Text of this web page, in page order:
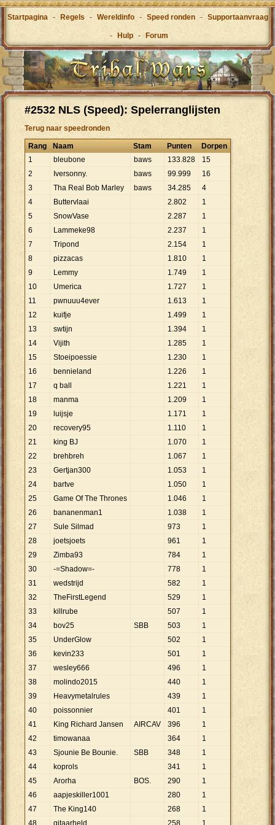
Startpagina - Regels - Wereldinfo - Speed ronden - Supportaanvraag
- Hulp - Forum
#2532 NLS (Speed): Spelerranglijsten
Terug naar speedronden
Rang Naam Stam Punten
Dorpen
1
bleubone baws 133.828
15
2
Iversonny. baws 99.999
16
3
Tha Real Bob Marley baws 34.285
4
4
Buttervlaai 2.802
1
5
SnowVase 2.287
1
6
Lammeke98 2.237
1
7
Tripond 2.154
1
8
pizzacas 1.810
1
9
Lemmy 1.749
1
10
Umerica 1.727
1
11
pwnuuu4ever 1.613
1
12
kuifje 1.499
1
13
swtijn 1.394
1
14
Vijith 1.285
1
15
Stoeipoessie 1.230
1
16
bennieland 1.226
1
17
q ball 1.221
1
18
manma 1.209
1
19
luijsje 1.171
1
20
recovery95 1.110
1
21
king BJ 1.070
1
22
brehbreh 1.067
1
23
Gertjan300 1.053
1
24
bartve 1.050
1
25
Game Of The Thrones 1.046
1
26
bananenman1 1.038
1
27
Sule Silmad 973
1
28
joetsjoets 961
1
29
Zimba93 784
1
30
-=Shadow=- 778
1
31
wedstrijd 582
1
32
TheFirstLegend 529
1
33
killrube 507
1
34
bov25 SBB 503
1
35
UnderGlow 502
1
36
kevin233 501
1
37
wesley666 496
1
38
molindo2015 440
1
39
Heavymetalrules 439
1
40
poissonnier 401
1
41
King Richard Jansen AIRCAV 396
1
42
timowanaa 364
1
43
Sjounie Be Bounie. SBB 348
1
44
koprols 341
1
45
Arorha BOS. 290
1
46
aapjeskiller1001 280
1
47
The King140 268
1